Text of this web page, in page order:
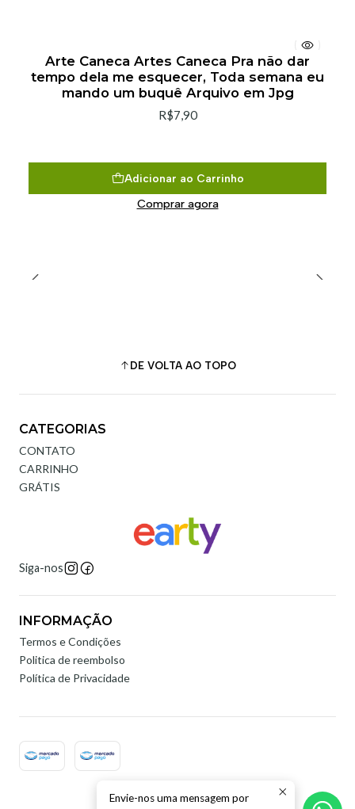
Arte Caneca Artes Caneca Pra não dar
tempo dela me esquecer, Toda semana eu
mando um buquê Arquivo em Jpg
R$7,90
Adicionar ao Carrinho
Comprar agora
DE VOLTA AO TOPO
CATEGORIAS
CONTATO
CARRINHO
GRÁTIS
Siga-nos
INFORMAÇÃO
Termos e Condições
Politica de reembolso
Política de Privacidade
2026 Earty Digital.
Envie-nos uma mensagem por